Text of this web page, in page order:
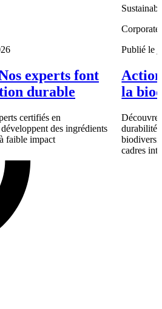
experts font
durable
certifiés en
des ingrédients
faible impact
Corporate
Publié le
la
durabilité,
cadres